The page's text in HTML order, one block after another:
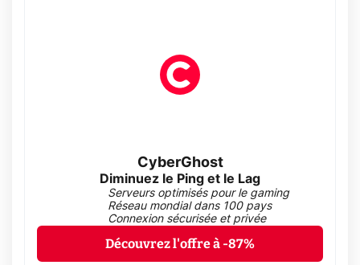
CyberGhost
Diminuez le Ping et le Lag
Serveurs optimisés pour le gaming
Réseau mondial dans 100 pays
Connexion sécurisée et privée
Découvrez l'offre à -87%